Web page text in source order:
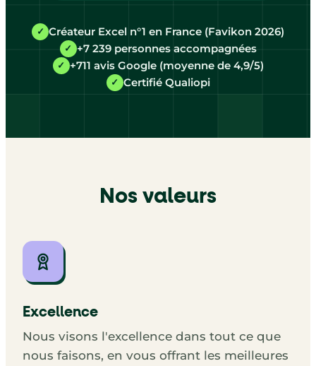
✓ Créateur Excel n°1 en France (Favikon 2026)
✓ +7 239 personnes accompagnées
✓ +711 avis Google (moyenne de 4,9/5)
✓ Certifié Qualiopi
Nos valeurs
Excellence
Nous visons l'excellence dans tout ce que
nous faisons, en vous offrant les meilleures